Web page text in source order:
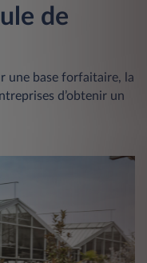
de
une base forfaitaire, la
d’obtenir un